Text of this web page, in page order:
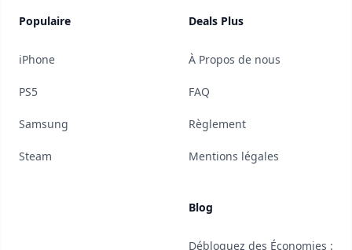
Populaire
iPhone
PS5
Samsung
Steam
Deals Plus
À Propos de nous
FAQ
Règlement
Mentions légales
Blog
Débloquez des Économies :